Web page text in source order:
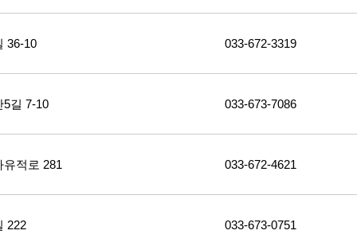
36-10 033-672-3319
길 7-10 033-673-7086
적로 281 033-672-4621
222 033-673-0751